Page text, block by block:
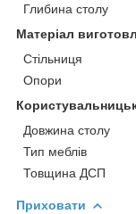
Глибина столу
Матеріал
Стільниця
Опори
Довжина столу
Тип меблів
Товщина ДСП
Приховати